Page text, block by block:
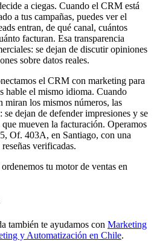
a ciegas. Cuando el CRM está
a tus campañas, puedes ver el
entran, de qué canal, cuántos
facturan. Esa transparencia
se dejan de discutir opiniones
sobre datos reales.
el CRM con marketing para
hable el mismo idioma. Cuando
miran los mismos números, las
dejan de defender impresiones y se
mueven la facturación. Operamos
Of. 403A, en Santiago, con una
verificadas.
tu motor de ventas en
también te ayudamos con Marketing
y Automatización en Chile.